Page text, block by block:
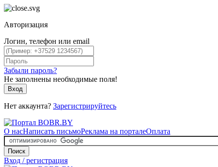
Авторизация
Логин, телефон или email
Забыли пароль?
Не заполнены необходимые поля!
Вход
Нет аккаунта? Зарегистрируйтесь
О насНаписать письмоРеклама на порталеОплата
Поиск
Вход / регистрация